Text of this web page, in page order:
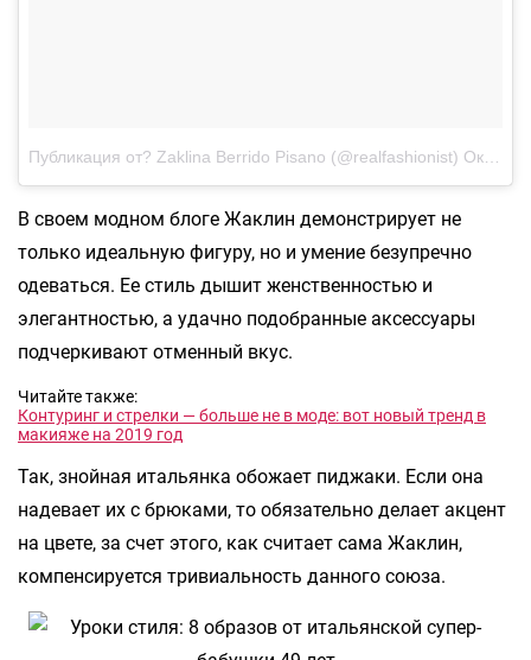
Публикация от? Zaklina Berrido Pisano (@realfashionist) Окт 22 2017 в 1:40 PDT
В своем модном блоге Жаклин демонстрирует не
только идеальную фигуру, но и умение безупречно
одеваться. Ее стиль дышит женственностью и
элегантностью, а удачно подобранные аксессуары
подчеркивают отменный вкус.
Читайте также:
Контуринг и стрелки — больше не в моде: вот новый тренд в
макияже на 2019 год
Так, знойная итальянка обожает пиджаки. Если она
надевает их с брюками, то обязательно делает акцент
на цвете, за счет этого, как считает сама Жаклин,
компенсируется тривиальность данного союза.